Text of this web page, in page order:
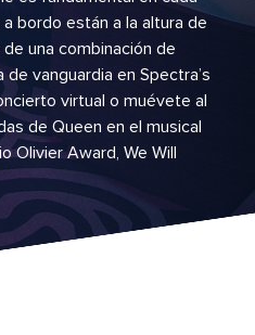
bordo están a la altura de
una combinación de
vanguardia en Spectra’s
virtual o muévete al
de Queen en el musical
Olivier Award, We Will